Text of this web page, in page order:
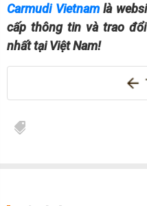
Carmudi Vietnamlà
cấp thông tin và trao đổi
nhất tại Việt Nam!